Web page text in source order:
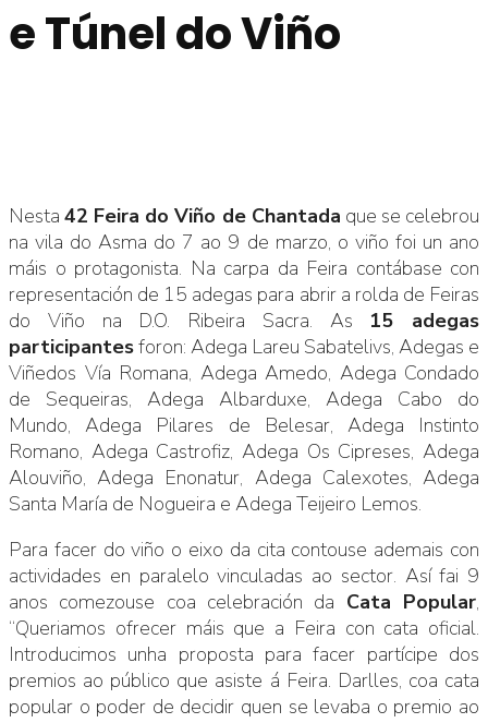
e Túnel do Viño
Nesta42 Feira do Viño de Chantada que se celebrou
na vila do Asma do 7 ao 9 de marzo, o viño foi un ano
máis o protagonista. Na carpa da Feira contábase con
representación de 15 adegas para abrir a rolda de Feiras
do Viño na D.O. Ribeira Sacra. As 15 adegas
participantesforon: Adega Lareu Sabatelivs, Adegas e
Viñedos Vía Romana, Adega Amedo, Adega Condado
de Sequeiras, Adega Albarduxe, Adega Cabo do
Mundo, Adega Pilares de Belesar, Adega Instinto
Romano, Adega Castrofiz, Adega Os Cipreses, Adega
Alouviño, Adega Enonatur, Adega Calexotes, Adega
Santa María de Nogueira e Adega Teijeiro Lemos.
Para facer do viño o eixo da cita contouse ademais con
actividades en paralelo vinculadas ao sector. Así fai 9
anos comezouse coa celebración da Cata Popular,
“Queriamos ofrecer máis que a Feira con cata oficial.
Introducimos unha proposta para facer partícipe dos
premios ao público que asiste á Feira. Darlles, coa cata
popular o poder de decidir quen se levaba o premio ao